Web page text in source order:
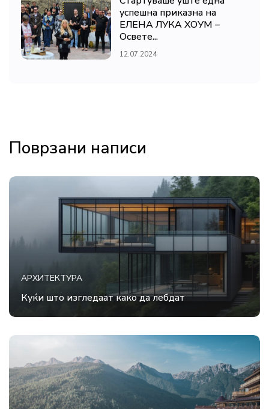
успешна приказна на
ЕЛЕНА ЛУКА ХОУМ –
Освете...
12.07.2024
Поврзани написи
АРХИТЕКТУРА
Куќи што изгледаат како да лебдат